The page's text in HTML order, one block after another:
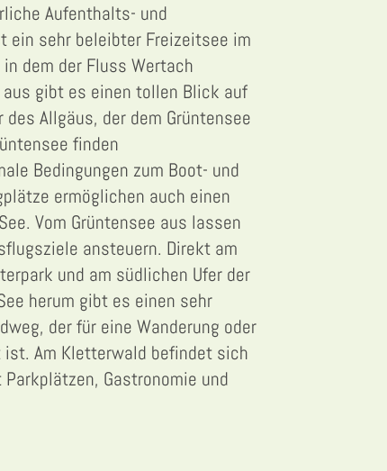
Aufenthalts- und
ein sehr beleibter Freizeitsee im
dem der Fluss Wertach
gibt es einen tollen Blick auf
des Allgäus, der dem Grüntensee
finden
Bedingungen zum Boot- und
ermöglichen auch einen
Vom Grüntensee aus lassen
ansteuern. Direkt am
und am südlichen Ufer der
herum gibt es einen sehr
der für eine Wanderung oder
Am Kletterwald befindet sich
Gastronomie und